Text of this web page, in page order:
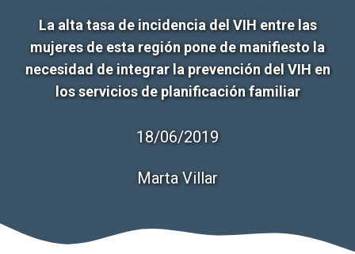
La alta tasa de incidencia del VIH entre las
mujeres de esta región pone de manifiesto la
necesidad de integrar la prevención del VIH en
los servicios de planificación familiar
18/06/2019
Marta Villar